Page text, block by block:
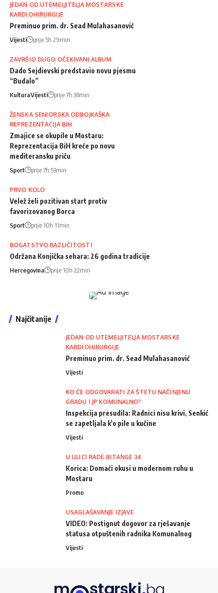
JEDAN OD UTEMELJITELJA MOSTARSKE
KARDIOHIRURGIJE
Preminuo prim. dr. Sead Mulahasanović
Vijesti prije 5h 29min
ZAVRŠIO DUGO OČEKIVANI ALBUM
Dado Sejdievski predstavio novu pjesmu
“Budalo”
KulturaVijesti prije 7h 38min
ŽENSKA SENIORSKA ODBOJKAŠKA
REPREZENTACIJA BIH
Zmajice se okupile u Mostaru:
Reprezentacija BiH kreće po novu
mediteransku priču
Sport prije 7h 53min
PRVO KOLO
Velež želi pozitivan start protiv
favorizovanog Borca
Sport prije 10h 11min
BOGATSTVO RAZLIČITOSTI
Održana Konjička sehara: 26 godina tradicije
Hercegovina prije 10h 22min
Najčitanije
JEDAN OD UTEMELJITELJA MOSTARSKE
KARDIOHIRURGIJE
Preminuo prim. dr. Sead Mulahasanović
Vijesti
KO ĆE ODGOVARATI ZA ŠTETU NAČINJENU
GRADU I JP KOMUNALNO?
Inspekcija presudila: Radnici nisu krivi, Senkić
se zapetljala k'o pile u kučine
Vijesti
U ULICI RADE BITANGE 34
Korica: Domaći okusi u modernom ruhu u
Mostaru
Promo
USAGLAŠAVANJE IZJAVE
VIDEO: Postignut dogovor za rješavanje
statusa otpuštenih radnika Komunalnog
Vijesti